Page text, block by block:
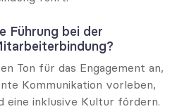
Führung bei der
Ton für das Engagement an,
Kommunikation vorleben,
eine inklusive Kultur fördern.